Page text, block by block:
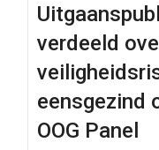
verdeeld
eensgezind
OOG Panel